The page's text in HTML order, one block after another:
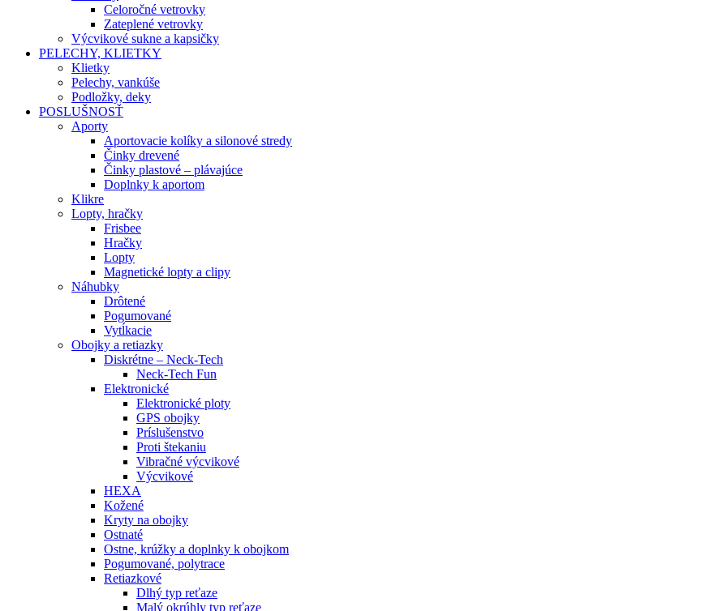
Celoročné vetrovky
Zateplené vetrovky
Výcvikové sukne a kapsičky
PELECHY, KLIETKY
Klietky
Pelechy, vankúše
Podložky, deky
POSLUŠNOSŤ
Aporty
Aportovacie kolíky a silonové stredy
Činky drevené
Činky plastové – plávajúce
Doplnky k aportom
Klikre
Lopty, hračky
Frisbee
Hračky
Lopty
Magnetické lopty a clipy
Náhubky
Drôtené
Pogumované
Vytĺkacie
Obojky a retiazky
Diskrétne – Neck-Tech
Neck-Tech Fun
Elektronické
Elektronické ploty
GPS obojky
Príslušenstvo
Proti štekaniu
Vibračné výcvikové
Výcvikové
HEXA
Kožené
Kryty na obojky
Ostnaté
Ostne, krúžky a doplnky k obojkom
Pogumované, polytrace
Retiazkové
Dlhý typ reťaze
Malý okrúhly typ reťaze